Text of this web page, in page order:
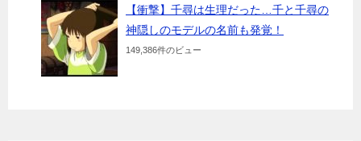
【衝撃】千尋は生理だった…千と千尋の
神隠しのモデルの名前も発覚！
149,386件のビュー